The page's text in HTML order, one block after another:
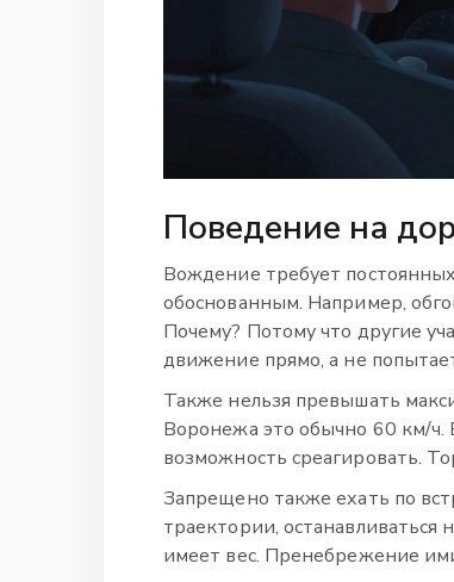
Поведение на
Вождение требует
обоснованным. Например,
Почему? Потому что другие
движение прямо, а не
Также нельзя превышать
Воронежа это обычно 60 км/ч.
возможность среагировать.
Запрещено также ехать по
траектории,
имеет вес. Пренебрежение